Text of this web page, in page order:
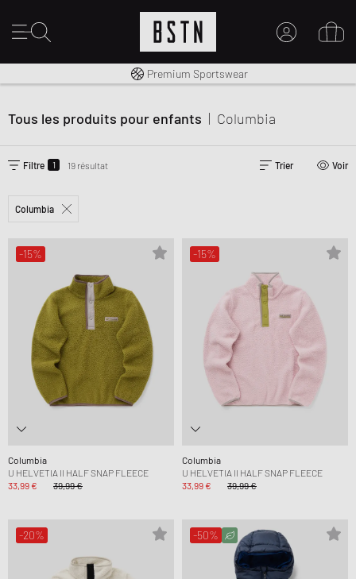
CRÉER UN COMPTE
Livraison gratuite dès 100€
Premium Sportswear
Tous les produits pour enfants | Columbia
Filtre 1 19 résultat Trier Voir
Columbia
-15%
Columbia
U HELVETIA II HALF SNAP FLEECE
33,99 €
39,99 €
-15%
Columbia
U HELVETIA II HALF SNAP FLEECE
33,99 €
39,99 €
-20% -50%